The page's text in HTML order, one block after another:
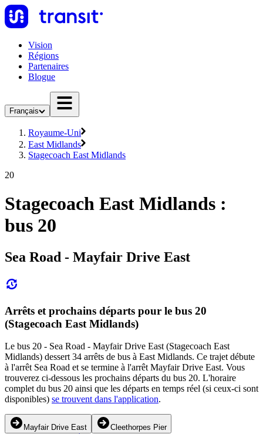
Vision
Régions
Partenaires
Blogue
Français
Royaume-Uni
East Midlands
Stagecoach East Midlands
20
Stagecoach East Midlands :
bus 20
Sea Road - Mayfair Drive East
Arrêts et prochains départs pour le bus 20
(Stagecoach East Midlands)
Le bus 20 - Sea Road - Mayfair Drive East (Stagecoach East
Midlands) dessert 34 arrêts de bus à East Midlands. Ce trajet débute
à l'arrêt Sea Road et se termine à l'arrêt Mayfair Drive East. Vous
trouverez ci-dessous les prochains départs du bus 20. L'horaire
complet du bus 20 ainsi que les départs en temps réel (si ceux-ci sont
disponibles) se trouvent dans l'application.
Mayfair Drive East Cleethorpes Pier